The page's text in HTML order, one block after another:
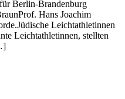
Berlin-Brandenburg
Hans Joachim
Leichtathletinnen
Leichtathletinnen, stellten